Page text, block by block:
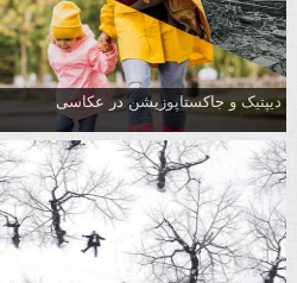
دیپتیک و جاکستا‌پوزیشن در عکاسی